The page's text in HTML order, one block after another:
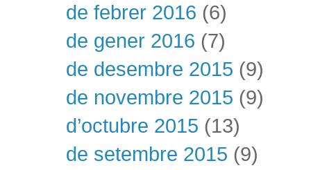
de febrer 2016 (6)
de gener 2016 (7)
de desembre 2015 (9)
de novembre 2015 (9)
d’octubre 2015 (13)
de setembre 2015 (9)